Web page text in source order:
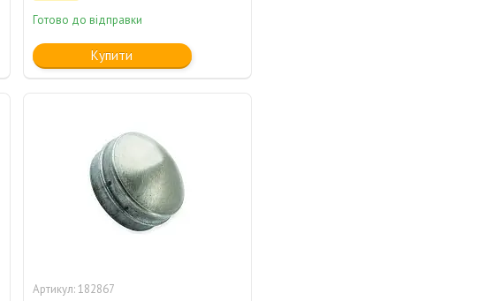
Готово до відправки
Купити
182867